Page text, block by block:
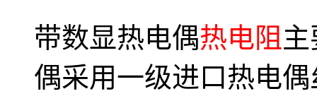
带数显热电偶热电阻
偶采用一级进口热电偶